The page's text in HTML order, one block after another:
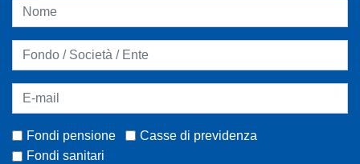
Fondi pensione
Casse di previdenza
Fondi sanitari